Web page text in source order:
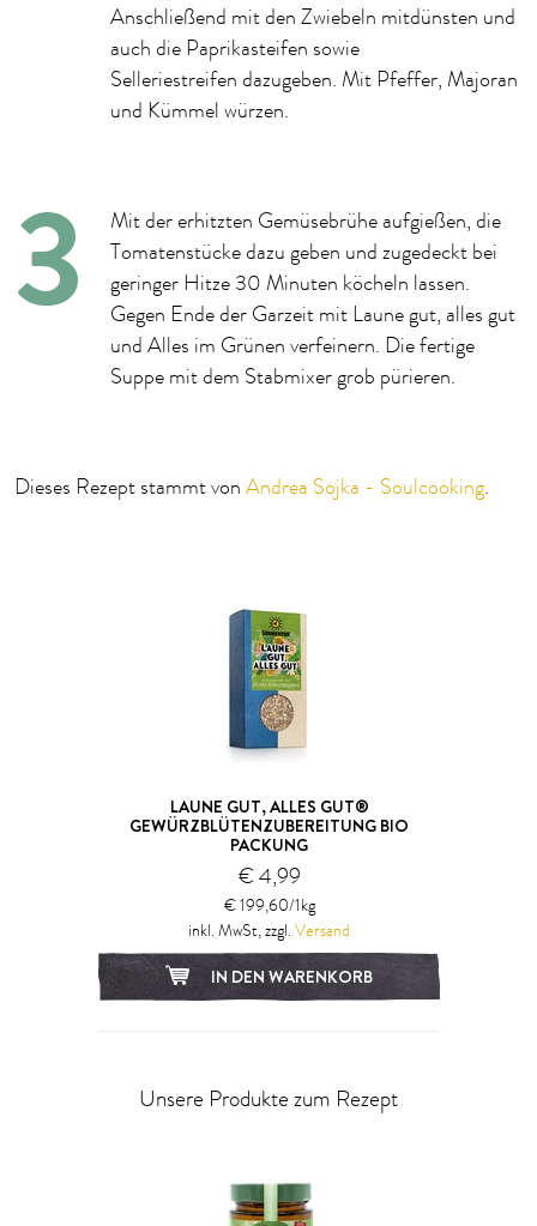
Anschließend mit den Zwiebeln mitdünsten und
auch die Paprikasteifen sowie
Selleriestreifen dazugeben. Mit Pfeffer, Majoran
und Kümmel würzen.
Mit der erhitzten Gemüsebrühe aufgießen, die
Tomatenstücke dazu geben und zugedeckt bei
geringer Hitze 30 Minuten köcheln lassen.
Gegen Ende der Garzeit mit Laune gut, alles gut
und Alles im Grünen verfeinern. Die fertige
Suppe mit dem Stabmixer grob pürieren.
Dieses Rezept stammt von Andrea Sojka - Soulcooking.
LAUNE GUT, ALLES GUT®
GEWÜRZBLÜTENZUBEREITUNG BIO
PACKUNG
€ 4,99
€ 199,60/1kg
inkl. MwSt, zzgl. Versand
IN DEN WARENKORB
Unsere Produkte zum Rezept